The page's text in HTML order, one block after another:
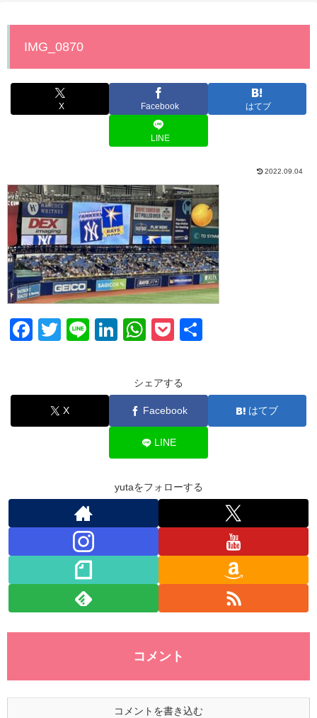
IMG_0870
X Facebook はてブ
LINE
2022.09.04
F
e
b
T
er
Li
Li
e
dI
W
at
s
A
p
p
P
ck
et
シェアする
X Facebook はてブ
LINE
yutaをフォローする
コメント
コメントを書き込む